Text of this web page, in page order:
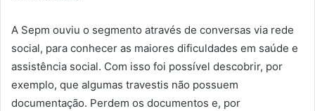
A Sepm ouviu o segmento através de conversas via rede
social, para conhecer as maiores dificuldades em saúde e
assistência social. Com isso foi possível descobrir, por
exemplo, que algumas travestis não possuem
documentação. Perdem os documentos e, por